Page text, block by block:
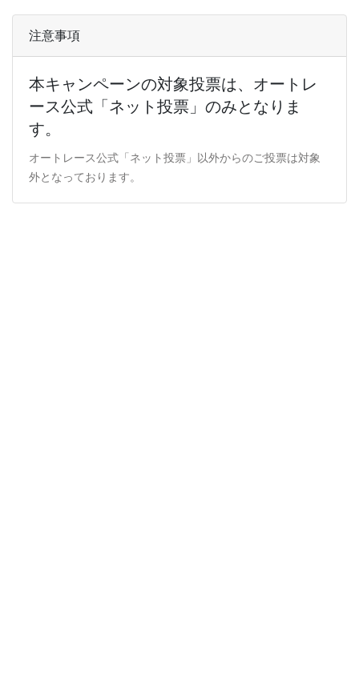
注意事項
本キャンペーンの対象投票は、オートレ
ース公式「ネット投票」のみとなりま
す。
オートレース公式「ネット投票」以外からのご投票は対象
外となっております。